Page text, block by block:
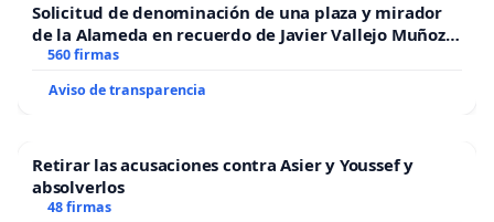
Solicitud de denominación de una plaza y mirador
de la Alameda en recuerdo de Javier Vallejo Muñoz
“Mazinger”
560 firmas
Aviso de transparencia
Retirar las acusaciones contra Asier y Youssef y
absolverlos
48 firmas